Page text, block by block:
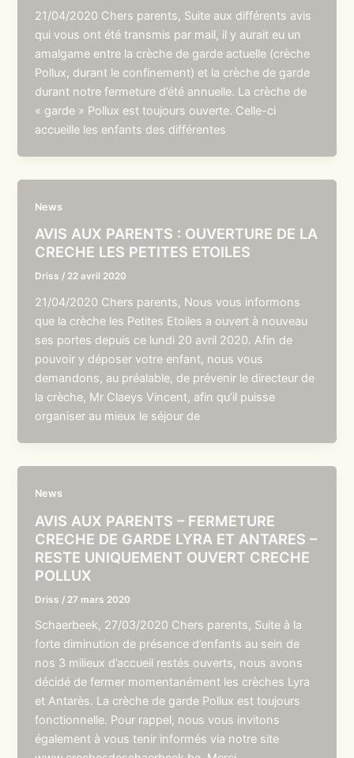
21/04/2020 Chers parents, Suite aux différents avis
qui vous ont été transmis par mail, il y aurait eu un
amalgame entre la crèche de garde actuelle (crèche
Pollux, durant le confinement) et la crèche de garde
durant notre fermeture d’été annuelle. La crèche de
« garde » Pollux est toujours ouverte. Celle-ci
accueille les enfants des différentes
News
AVIS AUX PARENTS : OUVERTURE DE LA
CRECHE LES PETITES ETOILES
Driss / 22 avril 2020
21/04/2020 Chers parents, Nous vous informons
que la crèche les Petites Etoiles a ouvert à nouveau
ses portes depuis ce lundi 20 avril 2020. Afin de
pouvoir y déposer votre enfant, nous vous
demandons, au préalable, de prévenir le directeur de
la crèche, Mr Claeys Vincent, afin qu’il puisse
organiser au mieux le séjour de
News
AVIS AUX PARENTS – FERMETURE
CRECHE DE GARDE LYRA ET ANTARES –
RESTE UNIQUEMENT OUVERT CRECHE
POLLUX
Driss / 27 mars 2020
Schaerbeek, 27/03/2020 Chers parents, Suite à la
forte diminution de présence d’enfants au sein de
nos 3 milieux d’accueil restés ouverts, nous avons
décidé de fermer momentanément les crèches Lyra
et Antarès. La crèche de garde Pollux est toujours
fonctionnelle. Pour rappel, nous vous invitons
également à vous tenir informés via notre site